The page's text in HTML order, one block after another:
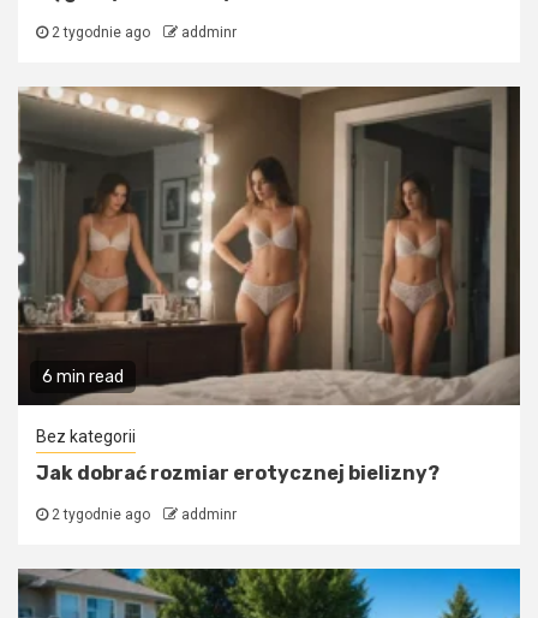
2 tygodnie ago addminr
6 min read
Bez kategorii
Jak dobrać rozmiar erotycznej bielizny?
2 tygodnie ago addminr